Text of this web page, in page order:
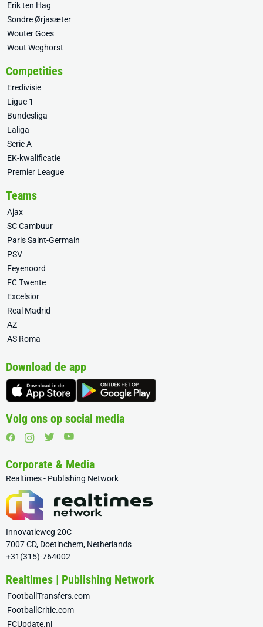
Erik ten Hag
Sondre Ørjasæter
Wouter Goes
Wout Weghorst
Competities
Eredivisie
Ligue 1
Bundesliga
Laliga
Serie A
EK-kwalificatie
Premier League
Teams
Ajax
SC Cambuur
Paris Saint-Germain
PSV
Feyenoord
FC Twente
Excelsior
Real Madrid
AZ
AS Roma
Download de app
Volg ons op social media
Corporate & Media
Realtimes - Publishing Network
Innovatieweg 20C
7007 CD, Doetinchem, Netherlands
+31(315)-764002
Realtimes | Publishing Network
FootballTransfers.com
FootballCritic.com
FCUpdate.nl